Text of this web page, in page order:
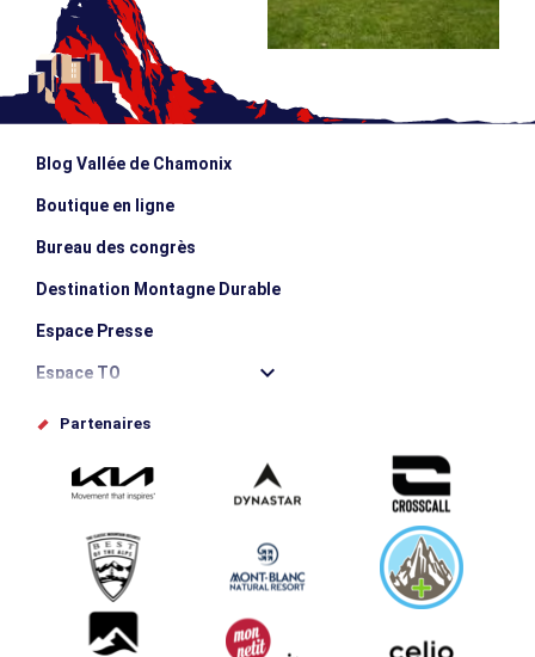
Blog Vallée de Chamonix
Boutique en ligne
Bureau des congrès
Destination Montagne Durable
Espace Presse
Espace TO
Offices de tourisme
Proposez votre évènement
Service groupes et séminaires
Téléchargements
Tourisme et handicap
Partenaires